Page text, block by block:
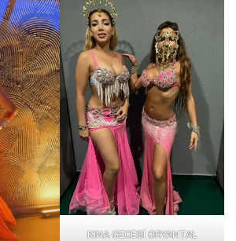
KINA GECESİ ORYANTAL